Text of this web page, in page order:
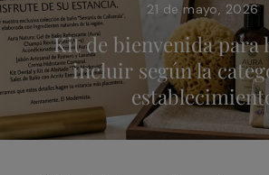
21 de mayo, 2026
Kit de bienvenida para
incluir según la